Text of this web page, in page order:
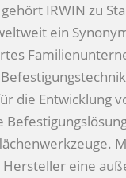
IRWIN zu
ein
Befestigungstechnik
die
eine